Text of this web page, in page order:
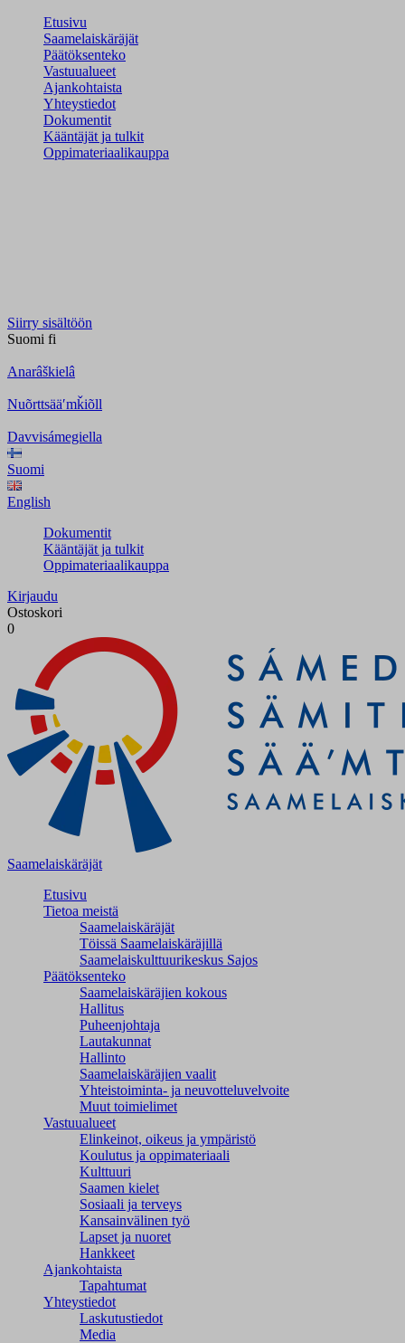
Etusivu
Saamelaiskäräjät
Päätöksenteko
Vastuualueet
Ajankohtaista
Yhteystiedot
Dokumentit
Kääntäjät ja tulkit
Oppimateriaalikauppa
Siirry sisältöön
Suomi fi
Anarâškielâ
Nuõrttsääʹmǩiõll
Davvisámegiella
Suomi
English
Dokumentit
Kääntäjät ja tulkit
Oppimateriaalikauppa
Kirjaudu
Ostoskori
0
Saamelaiskäräjät
Etusivu
Tietoa meistä
Saamelaiskäräjät
Töissä Saamelaiskäräjillä
Saamelaiskulttuuri­keskus Sajos
Päätöksenteko
Saamelaiskäräjien kokous
Hallitus
Puheenjohtaja
Lautakunnat
Hallinto
Saamelaiskäräjien vaalit
Yhteistoiminta- ja neuvotteluvelvoite
Muut toimielimet
Vastuualueet
Elinkeinot, oikeus ja ympäristö
Koulutus ja oppimateriaali
Kulttuuri
Saamen kielet
Sosiaali ja terveys
Kansainvälinen työ
Lapset ja nuoret
Hankkeet
Ajankohtaista
Tapahtumat
Yhteystiedot
Laskutustiedot
Media